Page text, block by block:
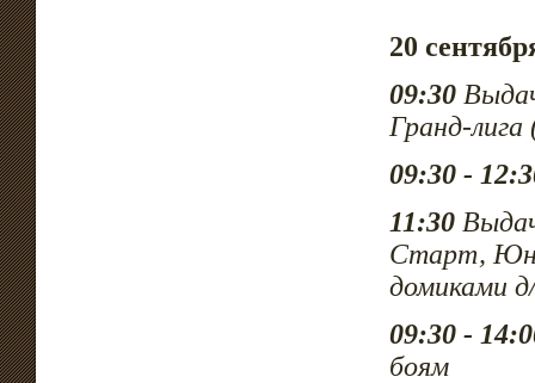
20
09:30
Гранд-
09:30 -
11:30
Старт,
домиками
09:30 -
боям